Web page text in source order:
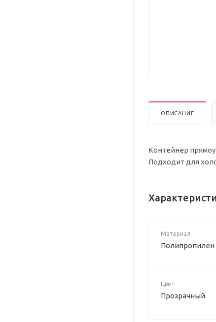
ОПИСАНИЕ
Контейнер
Подходит для
Материал
Полипропилен
Цвет
Прозрачный